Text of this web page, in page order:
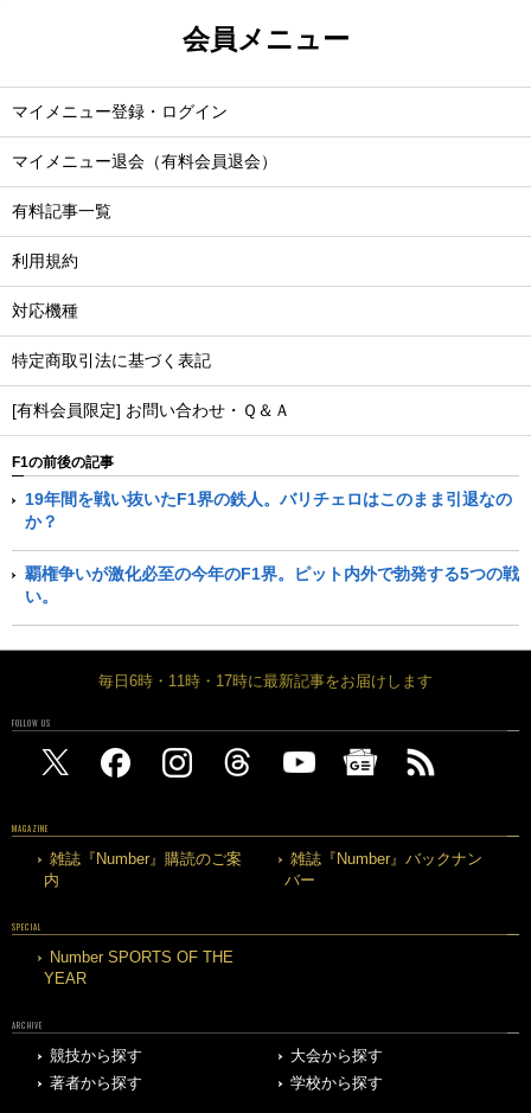
会員メニュー
マイメニュー登録・ログイン
マイメニュー退会（有料会員退会）
有料記事一覧
利用規約
対応機種
特定商取引法に基づく表記
[有料会員限定] お問い合わせ・Ｑ＆Ａ
F1の前後の記事
19年間を戦い抜いたF1界の鉄人。バリチェロはこのまま引退なの
か？
覇権争いが激化必至の今年のF1界。ピット内外で勃発する5つの戦
い。
毎日6時・11時・17時に最新記事をお届けします
FOLLOW US
MAGAZINE
雑誌『Number』購読のご案
内
雑誌『Number』バックナン
バー
SPECIAL
Number SPORTS OF THE
YEAR
ARCHIVE
競技から探す
大会から探す
著者から探す
学校から探す